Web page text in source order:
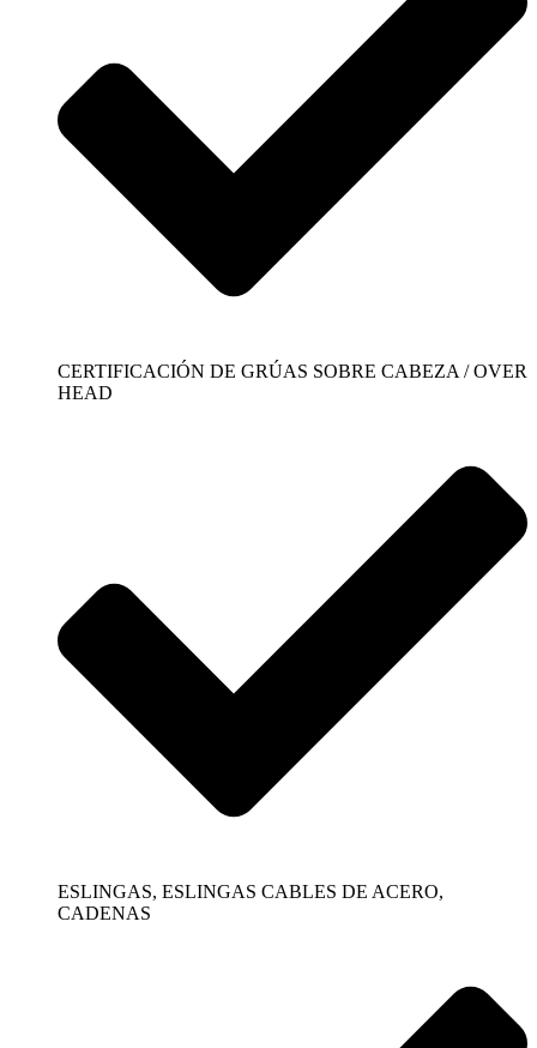
CERTIFICACIÓN DE GRÚAS SOBRE CABEZA / OVER
HEAD
ESLINGAS, ESLINGAS CABLES DE ACERO,
CADENAS